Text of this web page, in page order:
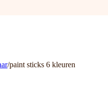
/paint sticks 6 kleuren